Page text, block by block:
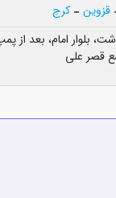
قزوین کرج
بلوار امام، بعد از
قصر علی